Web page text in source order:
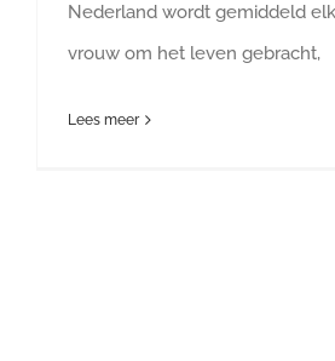
Nederland wordt gemiddeld
vrouw om het leven gebracht,
Lees meer